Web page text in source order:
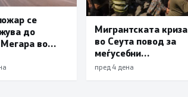
се
до
во
пет
Мигрантската криза
во Сеута повод за
меѓусебни
обвинувања помеѓу
пред 4 дена